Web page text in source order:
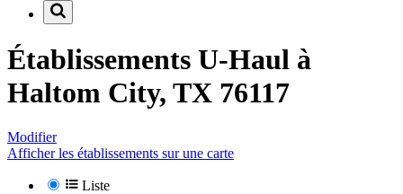
Établissements U-Haul à
Haltom City, TX 76117
Modifier
Afficher les établissements sur une carte
Liste